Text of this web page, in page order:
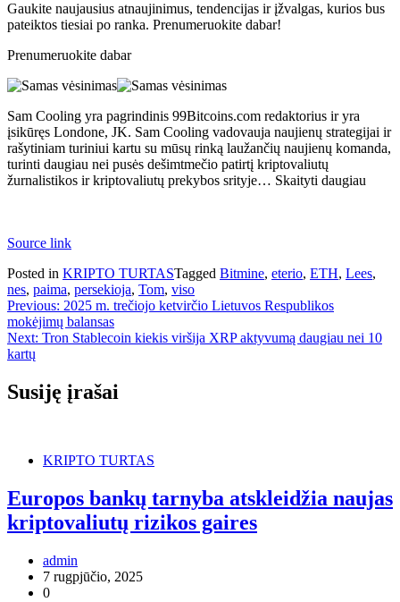
Gaukite naujausius atnaujinimus, tendencijas ir įžvalgas, kurios bus
pateiktos tiesiai po ranka. Prenumeruokite dabar!
Prenumeruokite dabar
Sam Cooling yra pagrindinis 99Bitcoins.com redaktorius ir yra
įsikūręs Londone, JK. Sam Cooling vadovauja naujienų strategijai ir
rašytiniam turiniui kartu su mūsų rinką laužančių naujienų komanda,
turinti daugiau nei pusės dešimtmečio patirtį kriptovaliutų
žurnalistikos ir kriptovaliutų prekybos srityje… Skaityti daugiau
Source link
Posted in KRIPTO TURTASTagged Bitmine, eterio, ETH, Lees,
nes, paima, persekioja, Tom, viso
Navigacija
tarp
įrašų
Previous: 2025 m. trečiojo ketvirčio Lietuvos Respublikos
mokėjimų balansas
Next: Tron Stablecoin kiekis viršija XRP aktyvumą daugiau nei 10
kartų
Susiję įrašai
KRIPTO TURTAS
Europos bankų tarnyba atskleidžia naujas
kriptovaliutų rizikos gaires
admin
7 rugpjūčio, 2025
0